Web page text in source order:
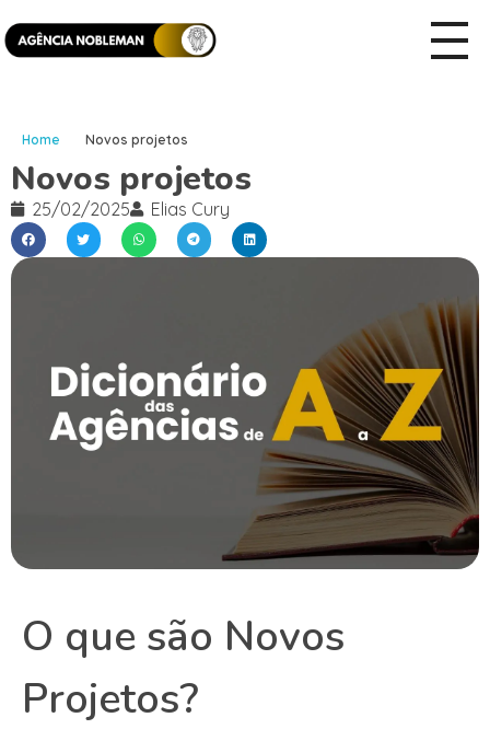
Home Novos projetos
Novos projetos
25/02/2025 Elias Cury
O que são Novos
Projetos?